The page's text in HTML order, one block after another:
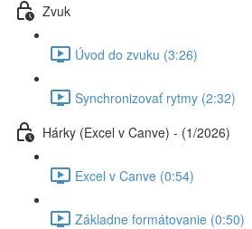
Zvuk
Úvod do zvuku (3:26)
Synchronizovať rytmy (2:32)
Hárky (Excel v Canve) - (1/2026)
Excel v Canve (0:54)
Základne formátovanie (0:50)